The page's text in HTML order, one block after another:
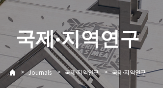
국제·지역연구
> Journals > 국제·지역연구 > 국제·지역연구